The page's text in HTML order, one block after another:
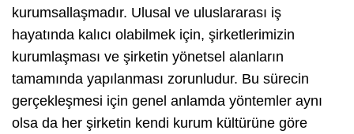
kurumsallaşmadır. Ulusal ve uluslararası iş
hayatında kalıcı olabilmek için, şirketlerimizin
kurumlaşması ve şirketin yönetsel alanların
tamamında yapılanması zorunludur. Bu sürecin
gerçekleşmesi için genel anlamda yöntemler aynı
olsa da her şirketin kendi kurum kültürüne göre